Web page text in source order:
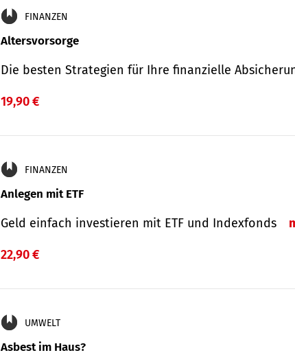
FINANZEN
Altersvorsorge
Die besten Strategien für Ihre finanzielle
19,90 €
FINANZEN
Anlegen mit ETF
Geld einfach investieren mit ETF und Indexfonds
22,90 €
UMWELT
Asbest im Haus?